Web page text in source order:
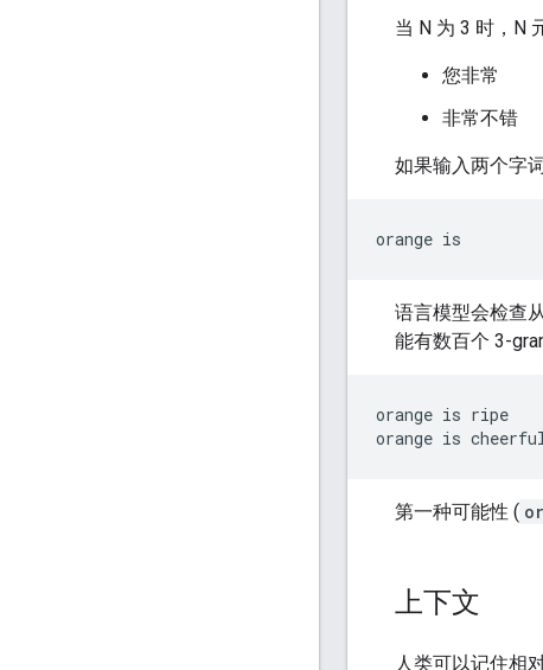
当 N 为 3 时，N
您非常
非常不错
如果输入两个字
语言模型会检查
能有数百个 3-
orange is ripe
第一种可能性 (
上下文
人类可以记住相